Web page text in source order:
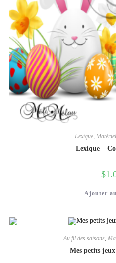
Lexique,
Lexique –
$
Ajouter
Au fil des saisons,
Mes petits jeux